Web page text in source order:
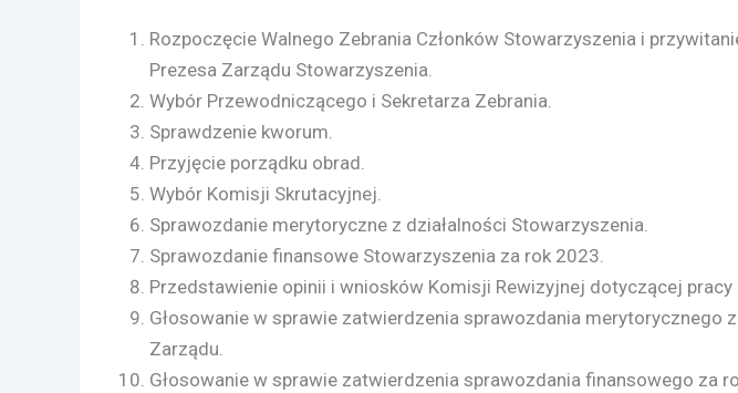
Rozpoczęcie Walnego Zebrania Członków Stowarzyszenia i
Prezesa Zarządu Stowarzyszenia.
Wybór Przewodniczącego i Sekretarza Zebrania.
Sprawdzenie kworum.
Przyjęcie porządku obrad.
Wybór Komisji Skrutacyjnej.
Sprawozdanie merytoryczne z działalności Stowarzyszenia.
Sprawozdanie finansowe Stowarzyszenia za rok 2023.
Przedstawienie opinii i wniosków Komisji Rewizyjnej dotyczącej pracy
Głosowanie w sprawie zatwierdzenia sprawozdania merytorycznego
Zarządu.
Głosowanie w sprawie zatwierdzenia sprawozdania finansowego za